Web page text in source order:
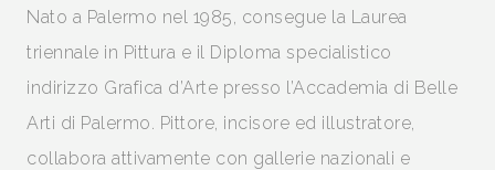
Nato a Palermo nel 1985, consegue la Laurea
triennale in Pittura e il Diploma specialistico
indirizzo Grafica d’Arte presso l’Accademia di Belle
Arti di Palermo. Pittore, incisore ed illustratore,
collabora attivamente con gallerie nazionali e